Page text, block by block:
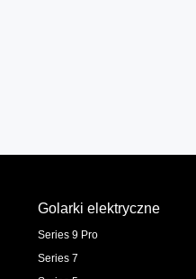
Golarki elektryczne
Series 9 Pro
Series 7